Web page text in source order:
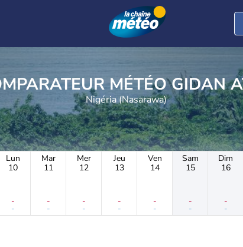
COMPARATEUR MÉTÉO
Nigéria (Nasarawa)
Lun
10
-
-
Mar
11
-
-
Mer
12
-
-
Jeu
13
-
-
Ven
14
-
-
Sam
15
-
-
Dim
16
-
-